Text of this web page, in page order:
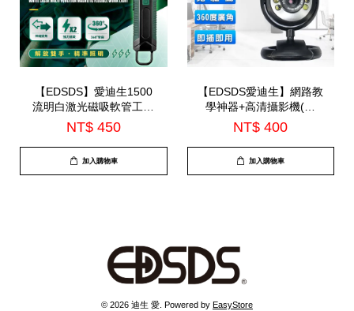
【EDSDS】愛迪生1500
流明白激光磁吸軟管工作
燈(EDS-G872)
NT$ 450
加入購物車
【EDSDS愛迪生】網路教
學神器+高清攝影機(圓
形)+麥克風(EDS-CP400)
NT$ 400
加入購物車
© 2026 迪生 愛. Powered by EasyStore